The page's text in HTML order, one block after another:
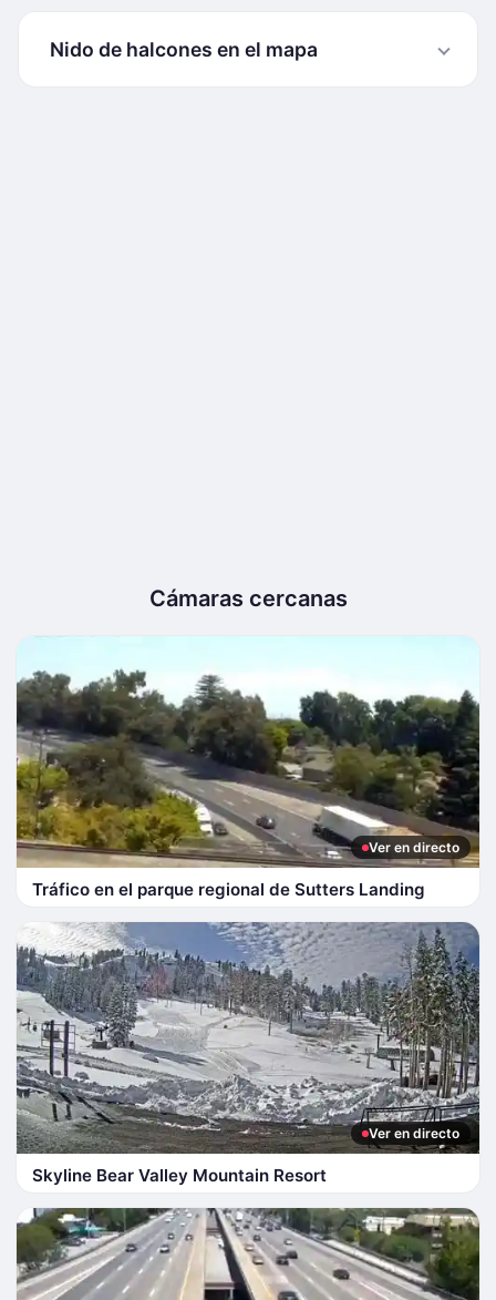
Nido de halcones en el mapa
Cámaras cercanas
Ver en directo
Tráfico en el parque regional de Sutters Landing
Ver en directo
Skyline Bear Valley Mountain Resort